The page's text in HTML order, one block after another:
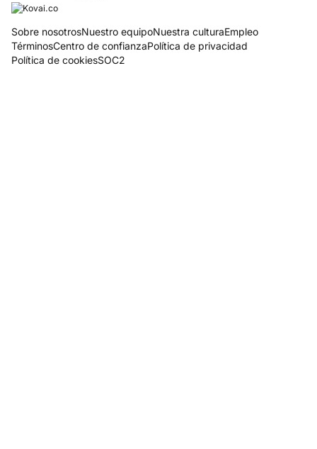
Sobre nosotrosNuestro equipoNuestra culturaEmpleo
TérminosCentro de confianzaPolítica de privacidad
Política de cookiesSOC2